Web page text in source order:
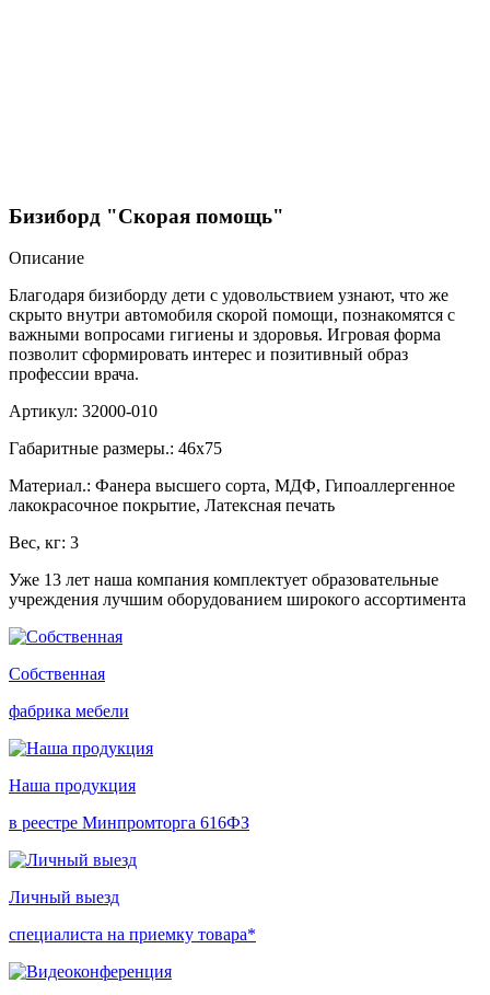
Бизиборд "Скорая помощь"
Описание
Благодаря бизиборду дети с удовольствием узнают, что же
скрыто внутри автомобиля скорой помощи, познакомятся с
важными вопросами гигиены и здоровья. Игровая форма
позволит сформировать интерес и позитивный образ
профессии врача.
Артикул: 32000-010
Габаритные размеры.: 46х75
Материал.: Фанера высшего сорта, МДФ, Гипоаллергенное
лакокрасочное покрытие, Латексная печать
Вес, кг: 3
Уже 13 лет наша компания комплектует образовательные
учреждения лучшим оборудованием широкого ассортимента
Собственная
фабрика мебели
Наша продукция
в реестре Минпромторга 616ФЗ
Личный выезд
специалиста на приемку товара*